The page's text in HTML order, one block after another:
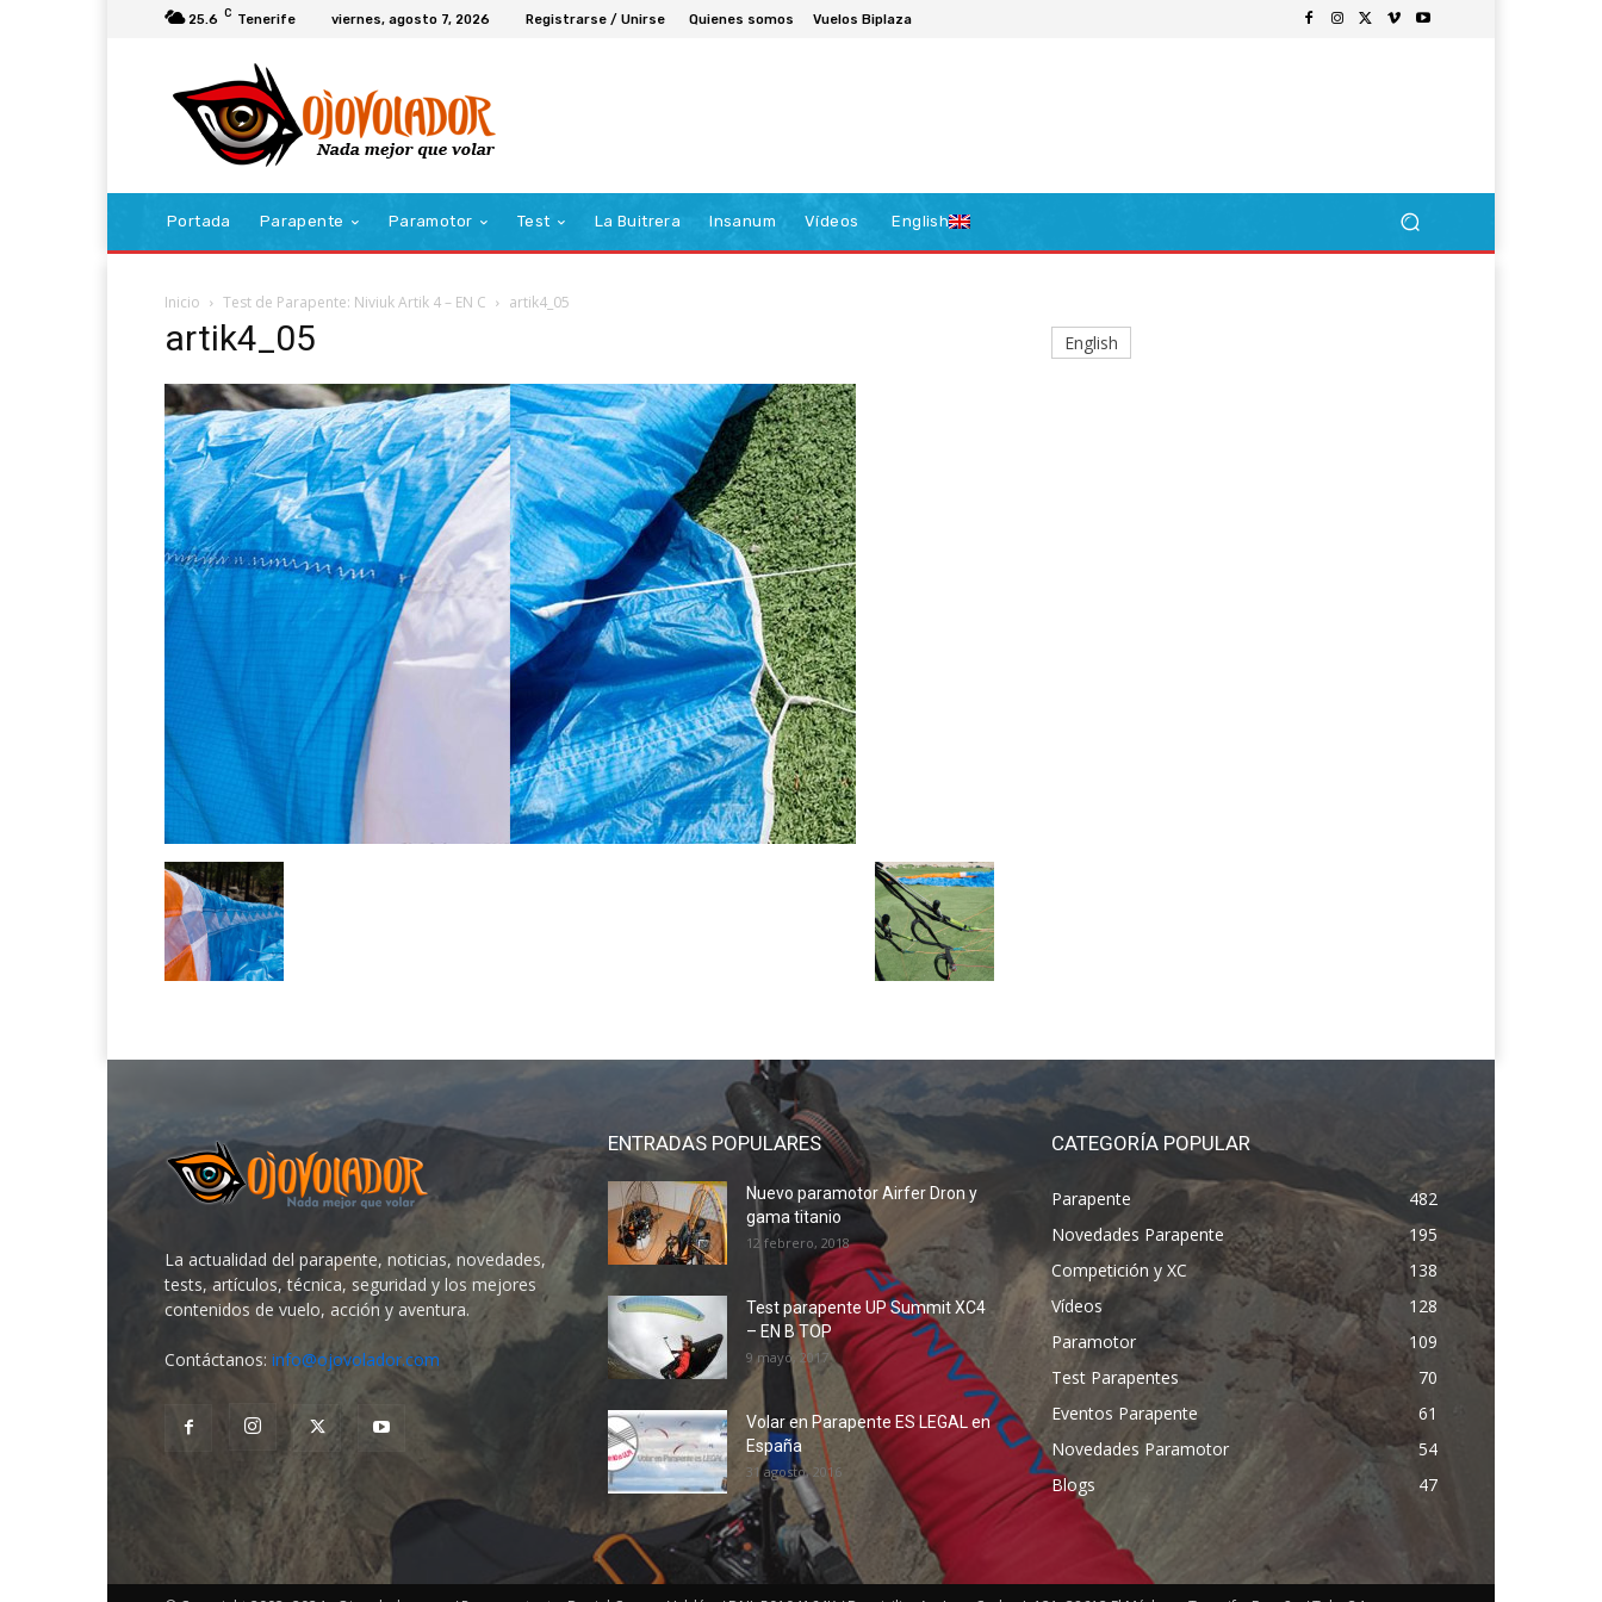
25.6 C Tenerife viernes, agosto 7, 2026 Registrarse / Unirse Quienes somos Vuelos Biplaza
Portada Parapente Paramotor Test La Buitrera Insanum Vídeos English
Inicio Test de Parapente: Niviuk Artik 4 – EN C artik4_05
artik4_05 English
La actualidad del parapente, noticias, novedades,
tests, artículos, técnica, seguridad y los mejores
contenidos de vuelo, acción y aventura.
Contáctanos: info@ojovolador.com
ENTRADAS POPULARES
Nuevo paramotor Airfer Dron y
gama titanio
12 febrero, 2018
Test parapente UP Summit XC4
– EN B TOP
9 mayo, 2017
Volar en Parapente ES LEGAL en
España
31 agosto, 2016
CATEGORÍA POPULAR
Parapente
482
Novedades Parapente
195
Competición y XC
138
Vídeos
128
Paramotor
109
Test Parapentes
70
Eventos Parapente
61
Novedades Paramotor
54
Blogs
47